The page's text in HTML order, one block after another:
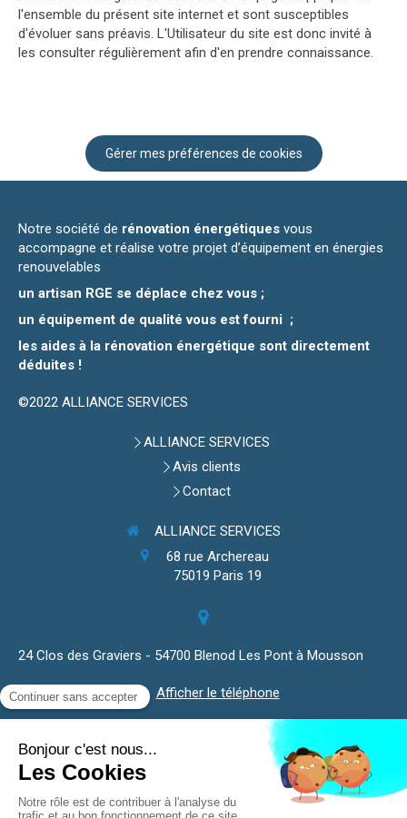
l'ensemble du présent site internet et sont susceptibles
d'évoluer sans préavis. L'Utilisateur du site est donc invité à
les consulter régulièrement afin d'en prendre connaissance.
Gérer mes préférences de cookies
Notre société de rénovation énergétiques vous
accompagne et réalise votre projet d’équipement en énergies
renouvelables
un artisan RGE se déplace chez vous ;
un équipement de qualité vous est fourni ;
les aides à la rénovation énergétique sont directement
déduites !
©2022 ALLIANCE SERVICES
ALLIANCE SERVICES
Avis clients
Contact
ALLIANCE SERVICES
68 rue Archereau
75019 Paris 19
24 Clos des Graviers - 54700 Blenod Les Pont à Mousson
Afficher le téléphone
Plan du site
Isolation thermique, pompe à chaleur, poêle à pellets,
chauffe-eau, système de ventilation.